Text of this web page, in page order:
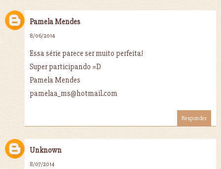
Pamela Mendes
8/06/2014
Essa série parece ser muito perfeita!
Super participando =D
Pamela Mendes
pamelaa_ms@hotmail.com
Responder
Unknown
8/07/2014